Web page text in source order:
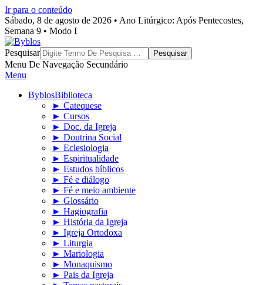
Ir para o conteúdo
Sábado, 8 de agosto de 2026 • Ano Litúrgico: Após Pentecostes,
Semana 9 • Modo I
Byblos
Pesquisar
Menu De Navegação Secundário
Menu
ByblosBiblioteca
► Catequese
► Cursos
► Doc. da Igreja
► Doutrina Social
► Eclesiologia
► Espiritualidade
► Estudos bíblicos
► Fé e diálogo
► Fé e meio ambiente
► Glossário
► Hagiografia
► História da Igreja
► Igreja Ortodoxa
► Liturgia
► Mariologia
► Monaquismo
► Pais da Igreja